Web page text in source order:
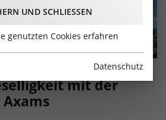
mit der
UND SCHLIESSEN
genutzten Cookies erfahren
Datenschutz